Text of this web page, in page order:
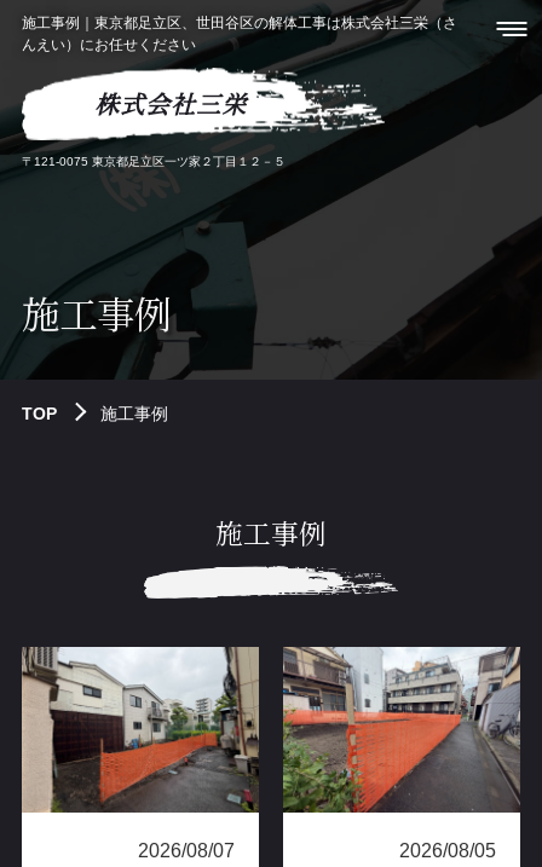
施工事例｜東京都足立区、世田谷区の解体工事は株式会社三栄（さ
んえい）にお任せください
株式会社三栄
〒121-0075 東京都足立区一ツ家２丁目１２－５
施工事例
TOP 施工事例
施工事例
2026/08/07
2026/08/05